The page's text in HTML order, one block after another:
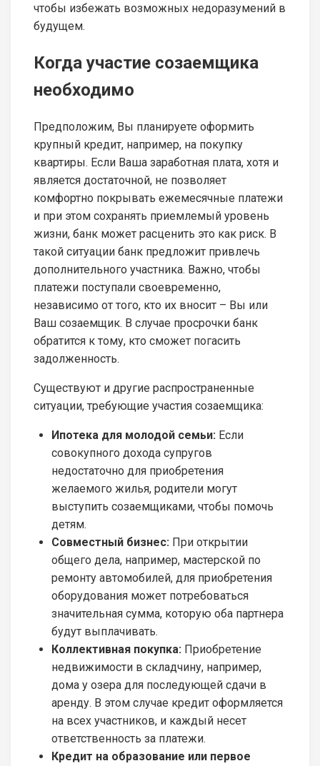
чтобы избежать возможных недоразумений в
будущем.
Когда участие созаемщика
необходимо
Предположим, Вы планируете оформить
крупный кредит, например, на покупку
квартиры. Если Ваша заработная плата, хотя и
является достаточной, не позволяет
комфортно покрывать ежемесячные платежи
и при этом сохранять приемлемый уровень
жизни, банк может расценить это как риск. В
такой ситуации банк предложит привлечь
дополнительного участника. Важно, чтобы
платежи поступали своевременно,
независимо от того, кто их вносит – Вы или
Ваш созаемщик. В случае просрочки банк
обратится к тому, кто сможет погасить
задолженность.
Существуют и другие распространенные
ситуации, требующие участия созаемщика:
Ипотека для молодой семьи: Если
совокупного дохода супругов
недостаточно для приобретения
желаемого жилья, родители могут
выступить созаемщиками, чтобы помочь
детям.
Совместный бизнес: При открытии
общего дела, например, мастерской по
ремонту автомобилей, для приобретения
оборудования может потребоваться
значительная сумма, которую оба партнера
будут выплачивать.
Коллективная покупка: Приобретение
недвижимости в складчину, например,
дома у озера для последующей сдачи в
аренду. В этом случае кредит оформляется
на всех участников, и каждый несет
ответственность за платежи.
Кредит на образование или первое